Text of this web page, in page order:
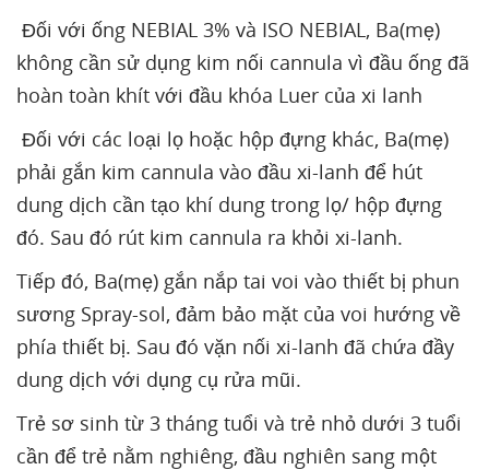
Đối với ống NEBIAL 3% và ISO NEBIAL, Ba(mẹ)
không cần sử dụng kim nối cannula vì đầu ống đã
hoàn toàn khít với đầu khóa Luer của xi lanh
Đối với các loại lọ hoặc hộp đựng khác, Ba(mẹ)
phải gắn kim cannula vào đầu xi-lanh để hút
dung dịch cần tạo khí dung trong lọ/ hộp đựng
đó. Sau đó rút kim cannula ra khỏi xi-lanh.
Tiếp đó, Ba(mẹ) gắn nắp tai voi vào thiết bị phun
sương Spray-sol, đảm bảo mặt của voi hướng về
phía thiết bị. Sau đó vặn nối xi-lanh đã chứa đầy
dung dịch với dụng cụ rửa mũi.
Trẻ sơ sinh từ 3 tháng tuổi và trẻ nhỏ dưới 3 tuổi
cần để trẻ nằm nghiêng, đầu nghiên sang một